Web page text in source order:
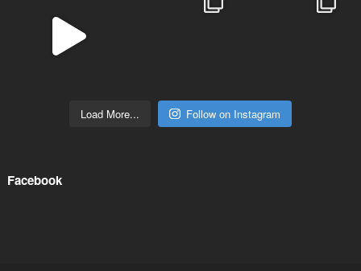
Load More... Follow on Instagram
Facebook